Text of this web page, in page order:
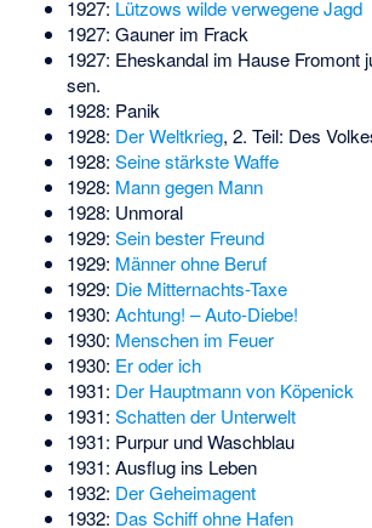
1927: Lützows wilde verwegene Jagd
1927: Gauner im Frack
1927: Eheskandal im Hause Fromont
sen.
1928: Panik
1928: Der Weltkrieg, 2. Teil: Des
1928: Seine stärkste Waffe
1928: Mann gegen Mann
1928: Unmoral
1929: Sein bester Freund
1929: Männer ohne Beruf
1929: Die Mitternachts-Taxe
1930: Achtung! – Auto-Diebe!
1930: Menschen im Feuer
1930: Er oder ich
1931: Der Hauptmann von Köpenick
1931: Schatten der Unterwelt
1931: Purpur und Waschblau
1931: Ausflug ins Leben
1932: Der Geheimagent
1932: Das Schiff ohne Hafen